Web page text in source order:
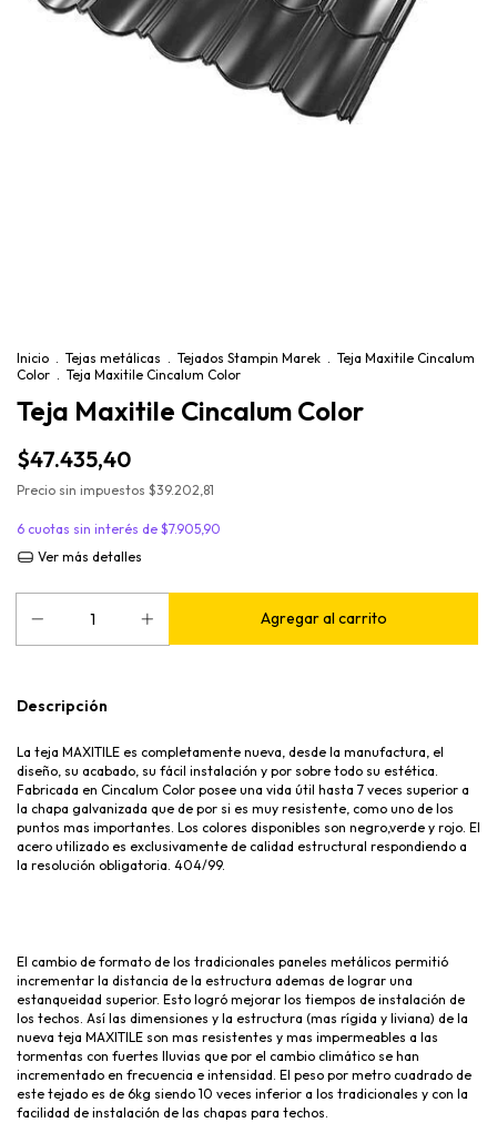
Inicio Tejas metálicas Tejados Stampin Marek
Teja Maxitile Cincalum
Color
Teja Maxitile Cincalum Color
Teja Maxitile Cincalum Color
$47.435,40
Precio sin impuestos $39.202,81
6 cuotas sin interés de $7.905,90
Ver más detalles
Descripción
La teja MAXITILE es completamente nueva, desde la manufactura, el
diseño, su acabado, su fácil instalación y por sobre todo su estética.
Fabricada en Cincalum Color posee una vida útil hasta 7 veces superior a
la chapa galvanizada que de por si es muy resistente, como uno de los
puntos mas importantes. Los colores disponibles son negro,verde y rojo. El
acero utilizado es exclusivamente de calidad estructural respondiendo a
la resolución obligatoria. 404/99.
El cambio de formato de los tradicionales paneles metálicos permitió
incrementar la distancia de la estructura ademas de lograr una
estanqueidad superior. Esto logró mejorar los tiempos de instalación de
los techos. Así las dimensiones y la estructura (mas rígida y liviana) de la
nueva teja MAXITILE son mas resistentes y mas impermeables a las
tormentas con fuertes lluvias que por el cambio climático se han
incrementado en frecuencia e intensidad. El peso por metro cuadrado de
este tejado es de 6kg siendo 10 veces inferior a los tradicionales y con la
facilidad de instalación de las chapas para techos.